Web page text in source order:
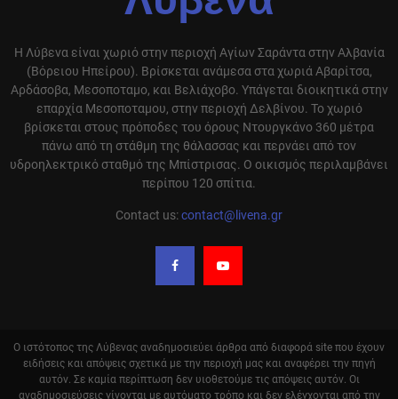
Η Λύβενα είναι χωριό στην περιοχή Αγίων Σαράντα στην Αλβανία
(Βόρειου Ηπείρου). Βρίσκεται ανάμεσα στα χωριά Αβαρίτσα,
Αρδάσοβα, Μεσοποταμο, και Βελιάχοβο. Υπάγεται διοικητικά στην
επαρχία Μεσοποταμου, στην περιοχή Δελβίνου. Το χωριό
βρίσκεται στους πρόποδες του όρους Ντουργκάνο 360 μέτρα
πάνω από τη στάθμη της θάλασσας και περνάει από τον
υδροηλεκτρικό σταθμό της Μπίστρισας. Ο οικισμός περιλαμβάνει
περίπου 120 σπίτια.
Contact us:contact@livena.gr
Ο ιστότοπος της Λύβενας αναδημοσιεύει άρθρα από διαφορά site που έχουν
ειδήσεις και απόψεις σχετικά με την περιοχή μας και αναφέρει την πηγή
αυτόν. Σε καμία περίπτωση δεν υιοθετούμε τις απόψεις αυτόν. Οι
αναδημοσιεύσεις γίνονται με αυτόματο τρόπο και δεν ελέγχονται από την